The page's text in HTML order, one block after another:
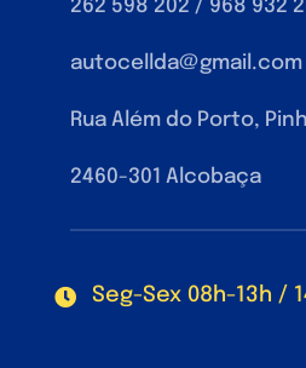
262 598 202 / 968 932
autocellda@gmail.com
Rua Além do Porto,
2460-301 Alcobaça
Seg-Sex 08h-13h /